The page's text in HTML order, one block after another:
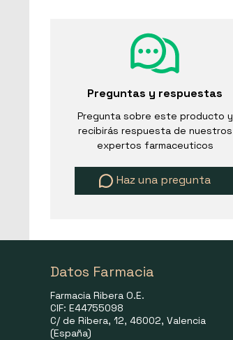
Preguntas y respuestas
Pregunta sobre este producto y
recibirás respuesta de nuestros
expertos farmaceuticos
Haz una pregunta
Datos Farmacia
Farmacia Ribera O.E.
CIF: E44755098
C/ de Ribera, 12, 46002, Valencia
(España)